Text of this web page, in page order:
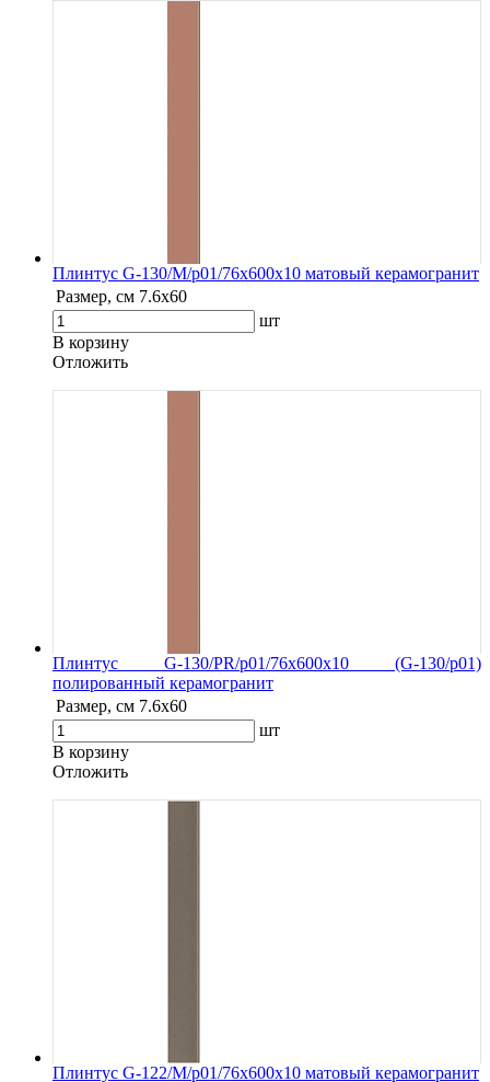
Плинтус G-130/М/p01/76x600x10 матовый керамогранит
Размер, см 7.6х60
шт
В корзину
Oтложить
Плинтус G-130/PR/p01/76x600x10 (G-130/p01)
полированный керамогранит
Размер, см 7.6х60
шт
В корзину
Oтложить
Плинтус G-122/М/p01/76x600x10 матовый керамогранит